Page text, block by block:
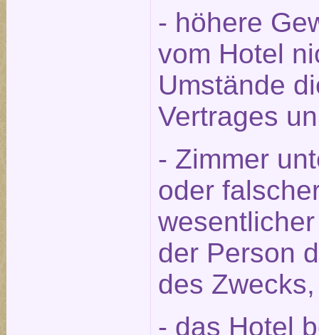
- höhere
vom Hotel
Umstände
Vertrages
- Zimmer
oder
der Person
des
- das Hotel